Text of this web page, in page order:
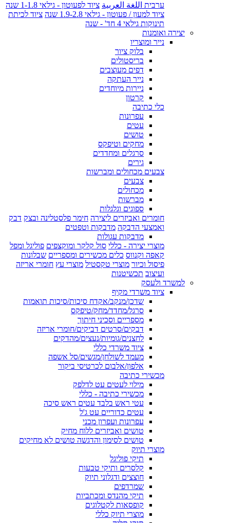
ערבית اللغة العربية ציוד לפעוטון - גילאי 1-1.8 שנה
ציוד למעון / פעוטון - גילאי 1.9-2.8 שנה
ציוד לכיתת
תינוקות גילאי 4 חד' - שנה
יצירה ואומנות
נייר ומוצריו
בלוק ציור
בריסטולים
דפים מעוצבים
נייר העתקה
ניירות מיוחדים
קרטון
כלי כתיבה
עפרונות
עטים
טושים
מחקים וטיפקס
סרגלים ומחדדים
גירים
צבעים מכחולים ומברשות
צבעים
מכחולים
מברשות
ספוגים וגלגלות
חומרים ואביזרים ליצירה חימר פלסטלינה ובצק דבק
ואמצעי הדבקה מדבקות וטפטים
מדבקות עגולות
מוצרי יצירה - כללי סול קלקר ומוקצפים פוליגל ומפל
קאפה וקנווס כלים מכשירים ומספריים שבלונות
פיסול וכיור מוצרי טקסטיל מוצרי עץ חומרי אריזה
ועיצוב תכשיטנות
למשרד ולעסק
ציוד משרדי מקיף
שדכן/מנקב/אקדח סיכות/סיכות תואמות
סרגל/מחדד/מחק/טיפקס
מספריים וסכיני חיתוך
דבקים/סרטים דביקים/חומרי אריזה
לחצנים/גומיות/נעצים/מהדקים
ציוד משרדי כללי
מעמד לשולחן/מגשים/סל אשפה
אלפון/אלבום לכרטיסי ביקור
מכשירי כתיבה
מילוי לעטים עט לדלפק
מכשירי כתיבה - כללי
עטי ראש בלבד עטים ראש סיכה
עטים כדוריים עט ג'ל
עפרונות ועפרון מכני
טושים ואביזרים ללוח מחיק
טושים לסימון והדגשה טושים לא מחיקים
מוצרי תיוק
תיקי פוליגל
קלסרים ותיקי טבעות
חוצצים ודגלוני תיוק
שמרדפים
תיקי מהנדס ומכתביות
קופסאות לקטלוגים
מוצרי תיוק כללי